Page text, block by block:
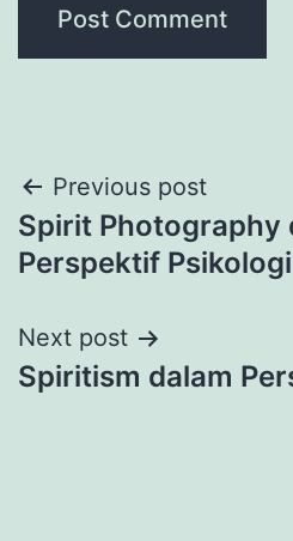
Post
navigation
Previous post
Spirit Photography
Perspektif Psikologi
Next post
Spiritism dalam